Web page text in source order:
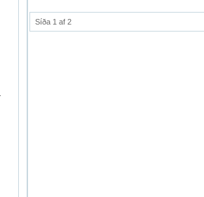
Síða 1 af 2